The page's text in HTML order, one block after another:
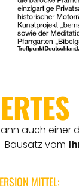
auch einer
Bausatz vom
MITTEL: